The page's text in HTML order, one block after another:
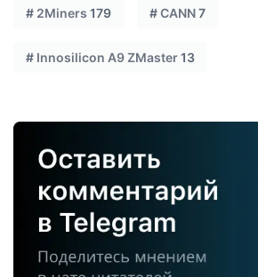
# 2Miners 179 #CANN7
# Innosilicon A9 ZMaster13